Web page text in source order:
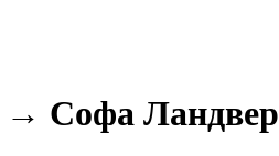
→ Софа Ландвер